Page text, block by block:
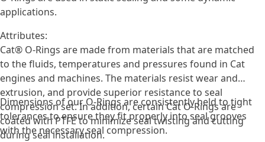
applications.
Attributes:
Cat® O-Rings are made from materials that are matched
to the fluids, temperatures and pressures found in Cat
engines and machines. The materials resist wear and
extrusion, and provide superior resistance to seal
compression set. In addition, certain Cat O-Rings are
coated with PTFE to minimize seal twisting and cutting
during seal installation.
Dimensions of our O-Rings are consistently held to tight
tolerances to ensure they fit properly into seal grooves
with the necessary seal compression.